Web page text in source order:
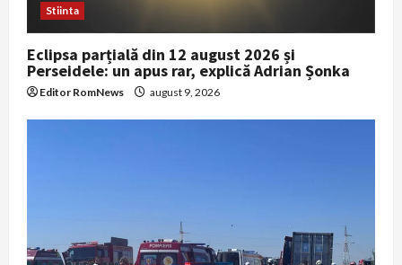
Stiinta
Eclipsa parțială din 12 august 2026 și
Perseidele: un apus rar, explică Adrian Șonka
Editor RomNews august 9, 2026